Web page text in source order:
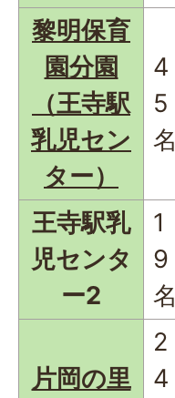
黎明保育
園分園
（王寺駅
乳児セン
ター）
4
5
名
王寺駅乳
児センタ
ー2
1
9
名
片岡の里
2
4